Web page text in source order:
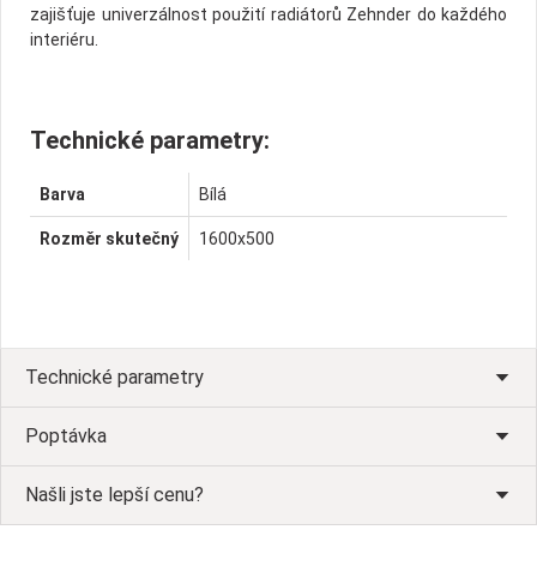
zajišťuje univerzálnost použití radiátorů Zehnder do každého
interiéru.
Technické parametry:
Barva Bílá
Rozměr skutečný 1600x500
Technické parametry
Poptávka
Našli jste lepší cenu?